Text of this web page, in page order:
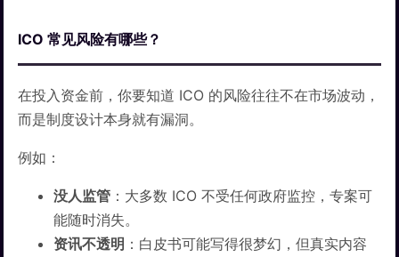
ICO 常见风险有哪些？
在投入资金前，你要知道 ICO 的风险往往不在市场波动，
而是制度设计本身就有漏洞。
例如：
没人监管 ：大多数 ICO 不受任何政府监控，专案可
能随时消失。
资讯不透明 ：白皮书可能写得很梦幻，但真实内容